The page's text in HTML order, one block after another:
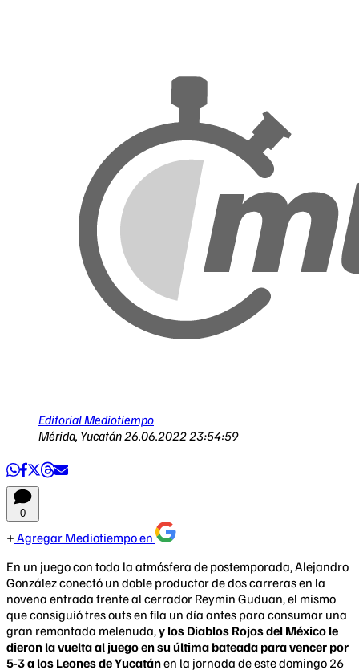
Editorial Mediotiempo
Mérida, Yucatán26.06.2022 23:54:59
0
Agregar Mediotiempo en
En un juego con toda la atmósfera de postemporada, Alejandro
González conectó un doble productor de dos carreras en la
novena entrada frente al cerrador Reymin Guduan, el mismo
que consiguió tres outs en fila un día antes para consumar una
gran remontada melenuda,y los Diablos Rojos del México le
dieron la vuelta al juego en su última bateada para vencer por
5-3 a los Leones de Yucatánen la jornada de este domingo 26